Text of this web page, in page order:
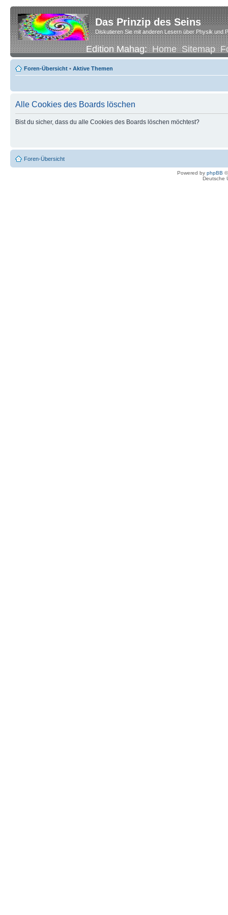
Das Prinzip des Seins
Diskutieren Sie mit anderen Lesern über Physik und
Edition Mahag:Home Sitemap
Foren-Übersicht • Aktive Themen
Alle Cookies des Boards löschen
Bist du sicher, dass du alle Cookies des Boards löschen möchtest?
Foren-Übersicht
Powered by phpBB
Deutsche